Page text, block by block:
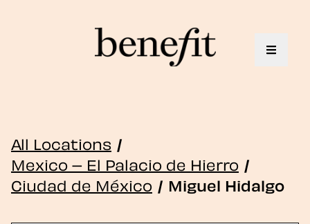
Toggle
All Locations /
Mexico – El Palacio de Hierro /
Ciudad de México / Miguel Hidalgo